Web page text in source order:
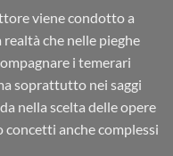
viene condotto a
che nelle pieghe
i temerari
soprattutto nei saggi
nella scelta delle opere
anche complessi